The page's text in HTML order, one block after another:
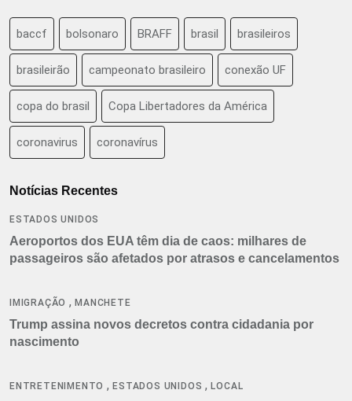
baccf bolsonaro BRAFF brasil brasileiros
brasileirão campeonato brasileiro conexão UF
copa do brasil Copa Libertadores da América
coronavirus coronavírus
Notícias Recentes
ESTADOS UNIDOS
Aeroportos dos EUA têm dia de caos: milhares de
passageiros são afetados por atrasos e cancelamentos
IMIGRAÇÃO ,MANCHETE
Trump assina novos decretos contra cidadania por
nascimento
ENTRETENIMENTO ,ESTADOS UNIDOS ,LOCAL